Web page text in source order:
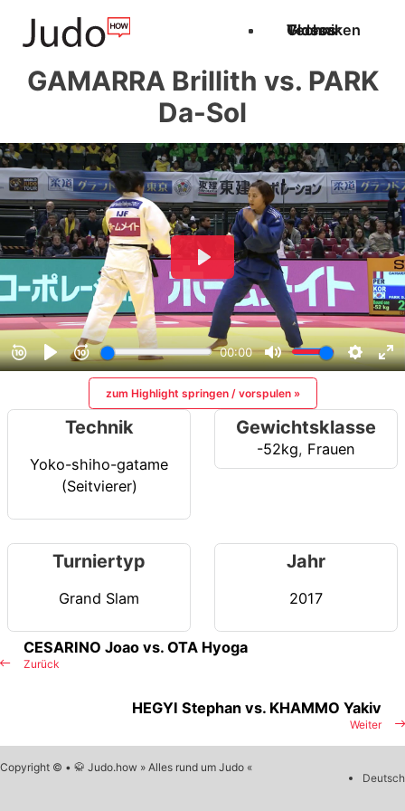
Techniken
Videos
Glossar
GAMARRA Brillith vs. PARK
Da-Sol
zum Highlight springen / vorspulen »
Technik
Yoko-shiho-gatame
(Seitvierer)
Gewichtsklasse
-52kg, Frauen
Turniertyp
Grand Slam
Jahr
2017
Zurück
CESARINO Joao vs. OTA Hyoga
Weiter
HEGYI Stephan vs. KHAMMO Yakiv
Copyright © • 🥋 Judo.how » Alles rund um Judo «
Deutsch